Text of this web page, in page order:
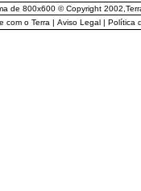
de 800x600 © Copyright
com o Terra | Aviso Legal | Política